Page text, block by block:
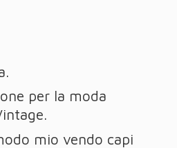
per la moda
mio vendo capi